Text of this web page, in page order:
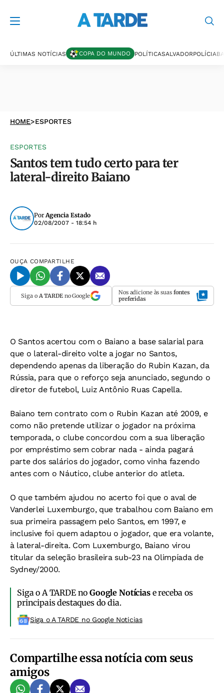
ÚLTIMAS NOTÍCIAS COPA DO MUNDO POLÍTICASALVADORPOLÍCIA
HOME>ESPORTES
ESPORTES
Santos tem tudo certo para ter
lateral-direito Baiano
PorAgencia Estado
02/08/2007 - 18:54 h
OUÇA COMPARTILHE
Siga o A TARDEno Google Nos adicione às suas fontes
preferidas
O Santos acertou com o Baiano a base salarial para
que o lateral-direito volte a jogar no Santos,
dependendo apenas da liberação do Rubin Kazan, da
Rússia, para que o reforço seja anunciado, segundo o
diretor de futebol, Luiz Antônio Ruas Capella.
Baiano tem contrato com o Rubin Kazan até 2009, e
como não pretende utilizar o jogador na próxima
temporada, o clube concordou com a sua liberação
por empréstimo sem cobrar nada - ainda pagará
parte dos salários do jogador, como vinha fazendo
antes com o Náutico, clube anterior do atleta.
O que também ajudou no acerto foi que o aval de
Vanderlei Luxemburgo, que trabalhou com Baiano em
sua primeira passagem pelo Santos, em 1997, e
inclusive foi quem adaptou o jogador, que era volante,
à lateral-direita. Com Luxemburgo, Baiano virou
titular da seleção brasileira sub-23 na Olimpíada de
Sydney/2000.
Siga o A TARDE noGoogle Notíciase receba os
principais destaques do dia.
Siga o A TARDE no Google Noticias
Compartilhe essa notícia com seus
amigos